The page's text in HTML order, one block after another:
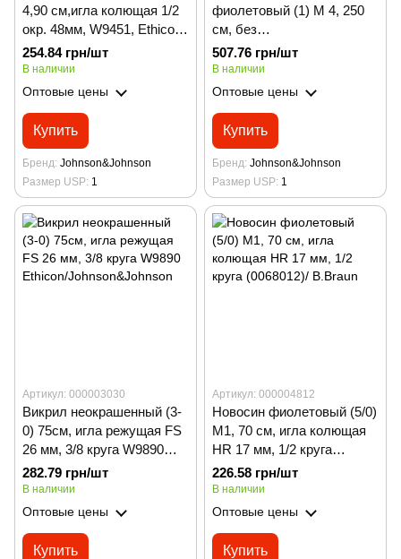
4,90 см,игла колющая 1/2
окр. 48мм, W9451, Ethicon/
Johnson&Johnson
254.84 грн/шт
В наличии
Оптовые цены
Купить
Бренд Johnson&Johnson
Размер USP 1
фиолетовый (1) М 4, 250
см, без
иглы W9001 Ethicon/
Johnson&Johnson
507.76 грн/шт
В наличии
Оптовые цены
Купить
Бренд Johnson&Johnson
Размер USP 1
Артикул: 000003030
Викрил неокрашенный (3-
0) 75см, игла режущая FS
26 мм, 3/8 круга W9890
Ethicon/Johnson&Johnson
282.79 грн/шт
В наличии
Оптовые цены
Купить
Артикул: 000004812
Новосин фиолетовый (5/0)
М1, 70 см, игла колющая
HR 17 мм, 1/2 круга
(0068012)/ B.Braun
226.58 грн/шт
В наличии
Оптовые цены
Купить